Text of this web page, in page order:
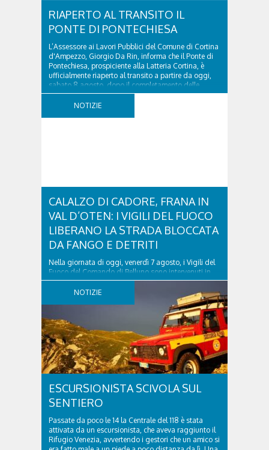
RIAPERTO AL TRANSITO IL
PONTE DI PONTECHIESA
L’Assessore ai Lavori Pubblici del Comune di Cortina
d'Ampezzo, Giorgio Da Rin, informa che il Ponte di
Pontechiesa, prospiciente alla Latteria Cortina, è
ufficialmente riaperto al transito a partire da oggi,
sabato 8 agosto, dopo il completamento delle
verifiche e il positivo collaudo...
NOTIZIE
CALALZO DI CADORE, FRANA IN
VAL D’OTEN: I VIGILI DEL FUOCO
LIBERANO LA STRADA BLOCCATA
DA FANGO E DETRITI
Nella giornata di oggi, venerdì 7 agosto, i Vigili del
Fuoco del Comando di Belluno sono intervenuti in
località Diassa, in Val d’Oten, nel comune di Calalzo
di Cadore, per liberare una strada rimasta bloccata
a seguito di una frana verificatasi intorno alle ore
NOTIZIE
ESCURSIONISTA SCIVOLA SUL
SENTIERO
Passate da poco le 14 la Centrale del 118 è stata
attivata da un escursionista, che aveva raggiunto il
Rifugio Venezia, avvertendo i gestori che un amico si